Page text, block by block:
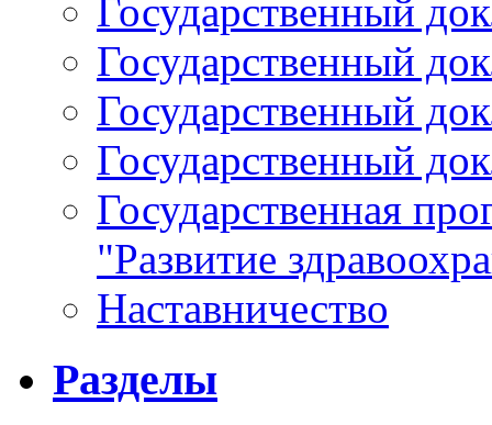
Государственный
Государственный
Государственный
Государственный
Государственная
"Развитие
Наставничество
Разделы